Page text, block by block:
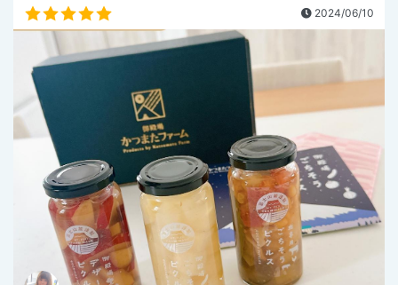
2024/06/10